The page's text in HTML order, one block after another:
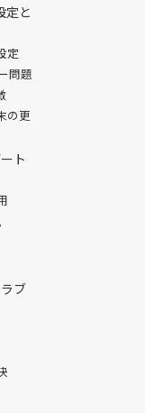
定と
定
問題
の更
ト
ブ